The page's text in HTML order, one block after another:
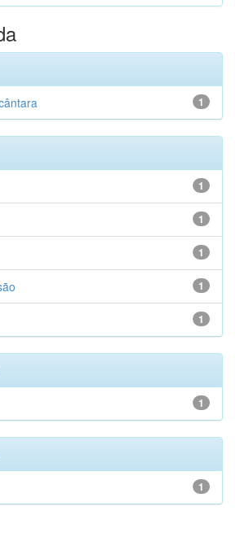
1
1
1
1
1
1
1
1